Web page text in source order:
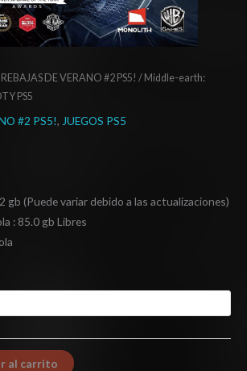
DE VERANO #2 PS5! / Middle-earth:
PS5
#2 PS5!, JUEGOS PS5
gb (Puede variar debido a las actualizaciones)
: 85.0 gb Libres
al carrito